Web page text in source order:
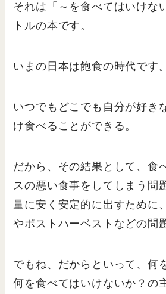
それは「～を食べてはいけな
トルの本です。
いまの日本は飽食の時代です。
いつでもどこでも自分が好き
け食べることができる。
だから、その結果として、食
スの悪い食事をしてしまう問
量に安く安定的に出すために
やポストハーベストなどの問
でもね、だからといって、何
何を食べてはいけないか？の